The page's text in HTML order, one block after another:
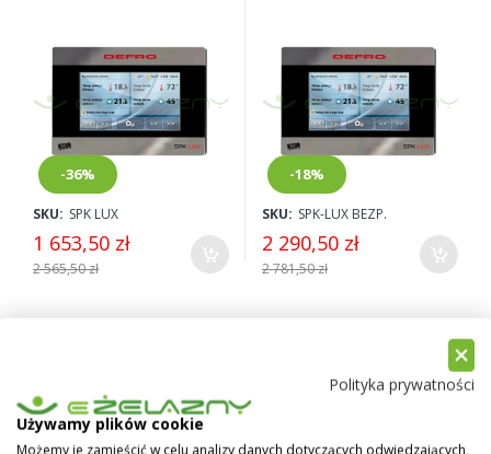
-36%
SKU: SPK LUX
1 653,50 zł
2 565,50 zł
-18%
SKU: SPK-LUX BEZP.
2 290,50 zł
2 781,50 zł
Polityka prywatności
Używamy plików cookie
Możemy je zamieścić w celu analizy danych dotyczących odwiedzających,